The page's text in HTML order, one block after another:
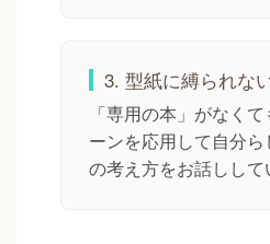
3. 型紙に縛られな
「専用の本」がなく
ーンを応用して自分
の考え方をお話しして